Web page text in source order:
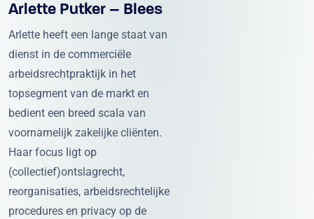
Arlette Putker – Blees
Arlette heeft een lange staat van
dienst in de commerciële
arbeidsrechtpraktijk in het
topsegment van de markt en
bedient een breed scala van
voornamelijk zakelijke cliënten.
Haar focus ligt op
(collectief)ontslagrecht,
reorganisaties, arbeidsrechtelijke
procedures en privacy op de